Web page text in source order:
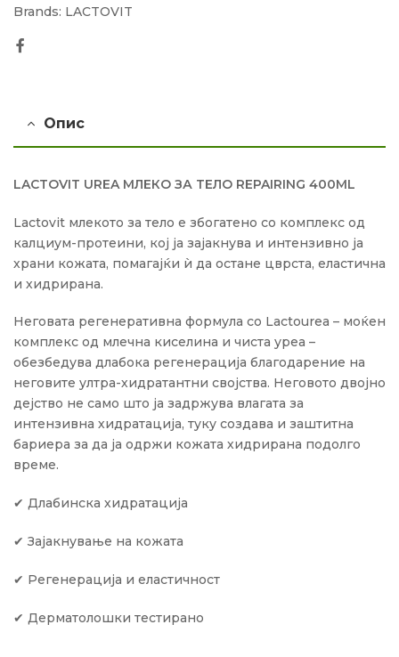
Brands: LACTOVIT
Опис
LACTOVIT UREA МЛЕКО ЗА ТЕЛО REPAIRING 400ML
Lactovit млекото за тело е збогатено со комплекс од
калциум-протеини, кој ја зајакнува и интензивно ја
храни кожата, помагајќи ѝ да остане цврста, еластична
и хидрирана.
Неговата регенеративна формула со Lactoureа – моќен
комплекс од млечна киселина и чиста уреа –
обезбедува длабока регенерација благодарение на
неговите ултра-хидратантни својства. Неговото двојно
дејство не само што ја задржува влагата за
интензивна хидратација, туку создава и заштитна
бариера за да ја одржи кожата хидрирана подолго
време.
✔ Длабинска хидратација
✔ Зајакнување на кожата
✔ Регенерација и еластичност
✔ Дерматолошки тестирано